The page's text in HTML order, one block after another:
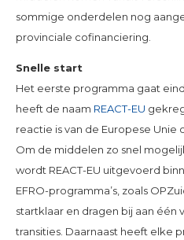
sommige onderdelen nog
provinciale cofinanciering.
Snelle start
Het eerste programma gaat
heeft de naam REACT-EU
reactie is van de Europese Unie
Om de middelen zo snel
wordt REACT-EU uitgevoerd
EFRO-programma’s, zoals
startklaar en dragen bij aan één
transities. Daarnaast heeft elke